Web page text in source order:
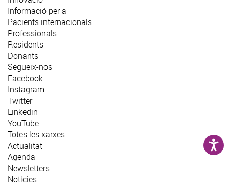
Informació per a
Pacients internacionals
Professionals
Residents
Donants
Segueix-nos
Facebook
Instagram
Twitter
Linkedin
YouTube
Totes les xarxes
Actualitat
Agenda
Newsletters
Notícies